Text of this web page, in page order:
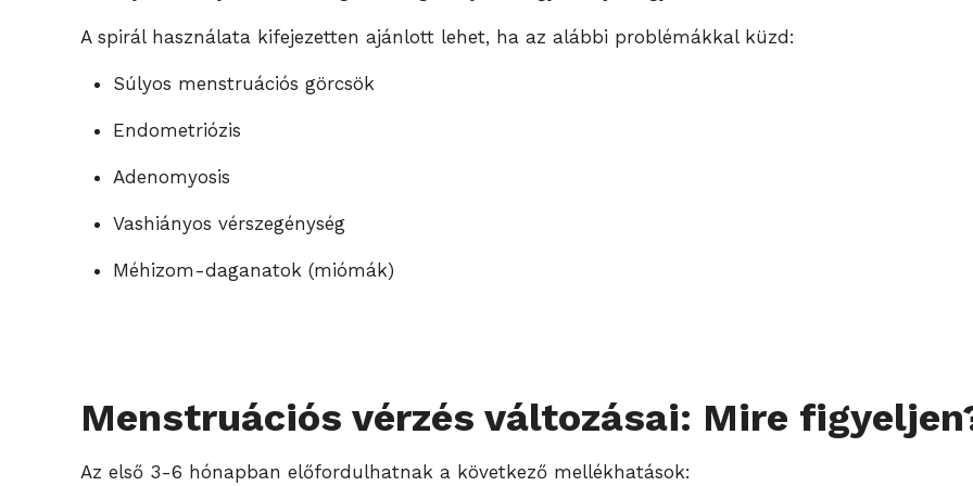
A spirál használata kifejezetten ajánlott lehet, ha az alábbi problémákkal küzd:
Súlyos menstruációs görcsök
Endometriózis
Adenomyosis
Vashiányos vérszegénység
Méhizom-daganatok (miómák)
Menstruációs vérzés változásai: Mire
Az első 3-6 hónapban előfordulhatnak a következő mellékhatások: